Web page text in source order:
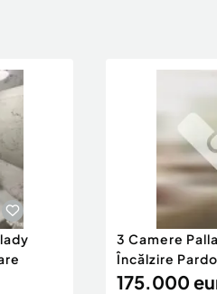
3 Camere
Încălzire
175.000